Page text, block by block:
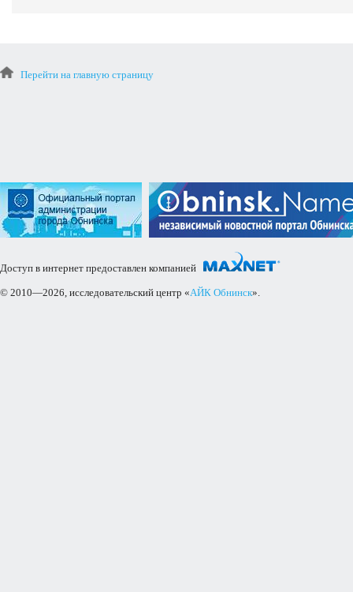
Перейти на главную страницу
Доступ в интернет предоставлен компанией
© 2010—2026, исследовательский центр «АЙК Обнинск».